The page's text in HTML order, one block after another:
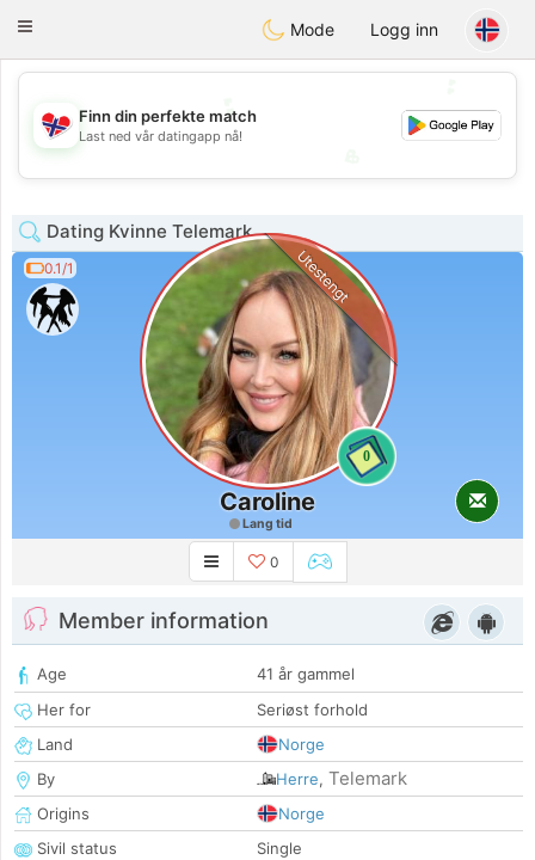
EkteNordmenn
Toggle
Mode Logg inn
💖
💕
Finn din perfekte match
Last ned vår datingapp nå!
Dating Kvinne Telemark
0.1/1
0
Utestengt
Caroline
Lang tid
0
Member information
Age
41 år gammel
Her for
Seriøst forhold
Land
Norge
By
Herre, Telemark
Origins
Norge
Sivil status
Single